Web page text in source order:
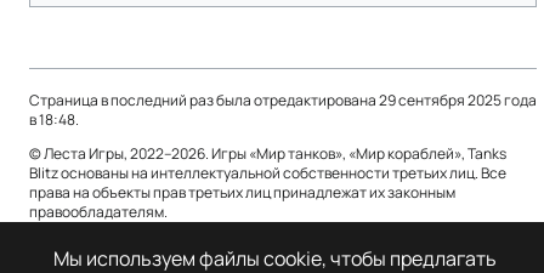
Страница в последний раз была отредактирована 29 сентября 2025 года
в 18:48.
© Леста Игры, 2022–2026. Игры «Мир танков», «Мир кораблей», Tanks
Blitz основаны на интеллектуальной собственности третьих лиц. Все
права на объекты прав третьих лиц принадлежат их законным
правообладателям.
Политика конфиденциальности
О Леста Wiki
Мы используем файлы cookie, чтобы предлагать